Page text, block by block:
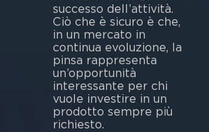
successo dell’attività.
Ciò che è sicuro è che,
in un mercato in
continua evoluzione, la
pinsa rappresenta
un’opportunità
interessante per chi
vuole investire in un
prodotto sempre più
richiesto.